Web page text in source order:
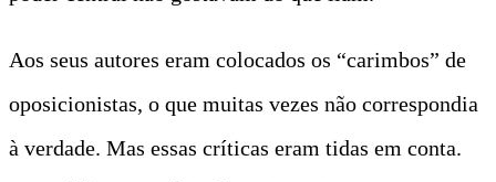
Aos seus autores eram colocados os “carimbos” de
oposicionistas, o que muitas vezes não correspondia
à verdade. Mas essas críticas eram tidas em conta.